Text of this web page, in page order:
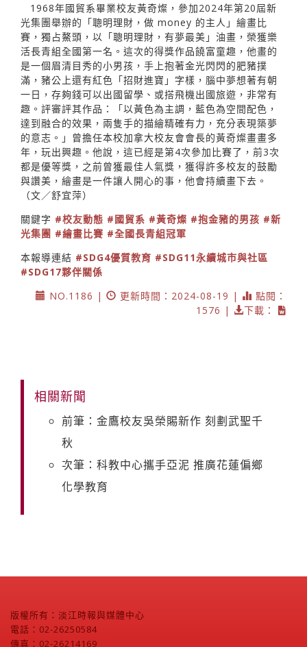
1968年國貿系畢業校友黃奇燦，參加2024年第20屆新
光集團舉辦的「聰明理財，做 money 的主人」繪畫比
賽，獨占鰲頭，以「聰明理財，有夢最美」油畫，榮獲樂
活長青組全國第一名。這次的得獎作品饒富童趣，他畫的
是一個眉清目秀的小男孩，手上抱著金光閃閃的肥豬撲
滿，豬公上還有紅色「招財進寶」字樣，腦中夢想著有朝
一日，存夠錢可以出國留學、或搭飛機出國旅遊，非常有
趣。評審評其作品：「以黃色為主調，藍色為空間配色，
達到融合的效果，兩隻手的描繪精確有力，充分表現築夢
的意志。」曾擔任本校加拿大校友會會長的黃奇燦畫畫多
年，玩出興趣。他說，這已經是第4次參加比賽了，前3次
都是優等獎，之前曾獲最佳人氣獎，獲得許多校友的鼓勵
與讚美，繪畫是一件讓人開心的事，他會持續畫下去。
（文／舒宜萍）
關鍵字 #校友動態 #國貿系 #黃奇燦 #抱金豬的男孩 #新
光集團 #繪畫比賽 #全國長青組冠軍
本報導連結 #SDG4優質教育 #SDG11永續城市與社區
#SDG17夥伴關係
NO.1186 |
更新時間：2024-08-19 |
點閱：
1576 |
下載：
相關新聞
前筆：金鷹校友吳榮賜新作 刻劃武聖千
秋
次筆：科教中心攜手亞泥 推廣花蓮偏鄉
化學教育
版權所有：淡江時報與媒體中心
電話：02-26250584
傳真：02-26214169